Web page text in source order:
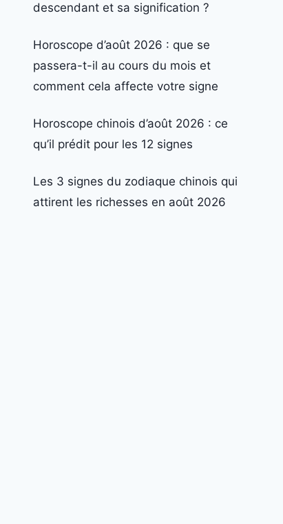
descendant et sa signification ?
Horoscope d’août 2026 : que se
passera-t-il au cours du mois et
comment cela affecte votre signe
Horoscope chinois d’août 2026 : ce
qu’il prédit pour les 12 signes
Les 3 signes du zodiaque chinois qui
attirent les richesses en août 2026